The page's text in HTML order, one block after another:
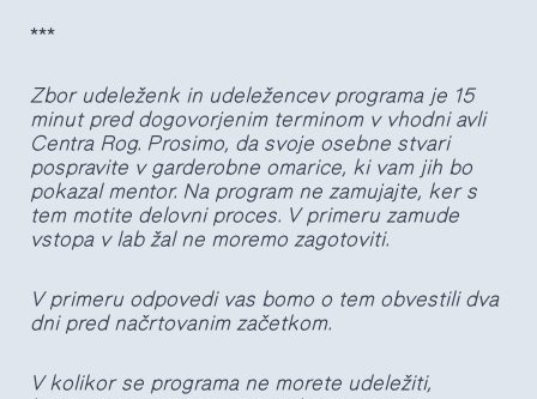
***
Zbor udeleženk in udeležencev programa je 15
minut pred dogovorjenim terminom v vhodni avli
Centra Rog. Prosimo, da svoje osebne stvari
pospravite v garderobne omarice, ki vam jih bo
pokazal mentor. Na program ne zamujajte, ker s
tem motite delovni proces. V primeru zamude
vstopa v lab žal ne moremo zagotoviti.
V primeru odpovedi vas bomo o tem obvestili dva
dni pred načrtovanim začetkom.
V kolikor se programa ne morete udeležiti,